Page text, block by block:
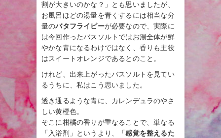
割が大きいのかな？」とも思いましたが、
お風呂ほどの湯量を青くするには相当な分
量のバタフライピーが必要なので、実際に
は今回作ったバスソルトではお湯全体が鮮
やかな青になるわけではなく、香りも主役
はスイートオレンジであるとのこと。
けれど、出来上がったバスソルトを見てい
るうちに、私はこう思いました。
透き通るような青に、カレンデュラのやさ
しい黄橙色。
そこに柑橘の香りが重なることで、単なる
「入浴剤」というより、「感覚を整えるた